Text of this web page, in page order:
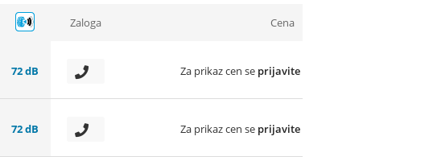
Zaloga Cena
72 dB Za prikaz cen se prijavite
72 dB Za prikaz cen se prijavite